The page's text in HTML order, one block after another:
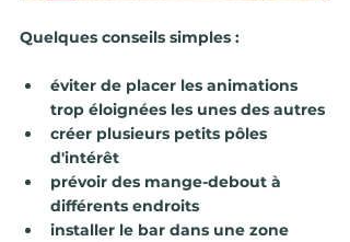
Quelques conseils simples :
éviter de placer les animations
trop éloignées les unes des autres
créer plusieurs petits pôles
d'intérêt
prévoir des mange-debout à
différents endroits
installer le bar dans une zone